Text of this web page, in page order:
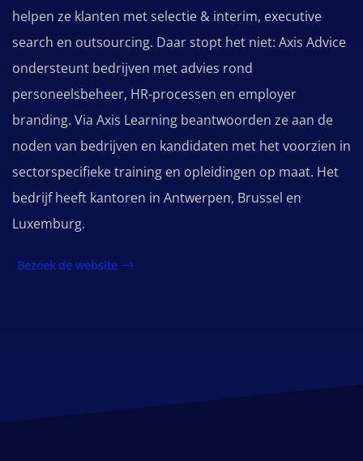
helpen ze klanten met selectie & interim, executive
search en outsourcing. Daar stopt het niet: Axis Advice
ondersteunt bedrijven met advies rond
personeelsbeheer, HR-processen en employer
branding. Via Axis Learning beantwoorden ze aan de
noden van bedrijven en kandidaten met het voorzien in
sectorspecifieke training en opleidingen op maat. Het
bedrijf heeft kantoren in Antwerpen, Brussel en
Luxemburg.
Bezoek de website